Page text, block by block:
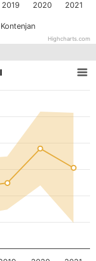
2019 2020 2021
Highcharts.com